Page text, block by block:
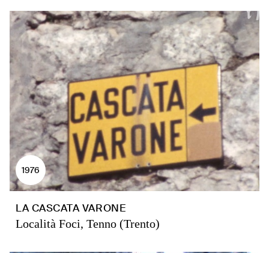
1976
LA CASCATA VARONE
Località Foci, Tenno (Trento)